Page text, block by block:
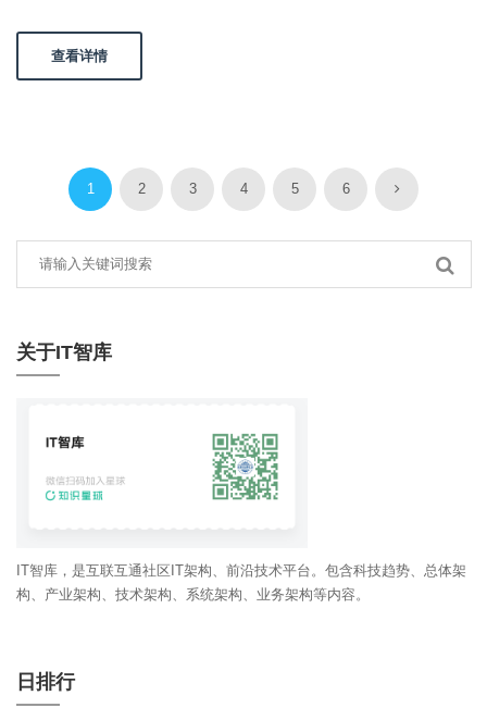
查看详情
1 2 3 4 5 6
关于IT智库
IT智库，是互联互通社区IT架构、前沿技术平台。包含科技趋势、总体架
构、产业架构、技术架构、系统架构、业务架构等内容。
日排行